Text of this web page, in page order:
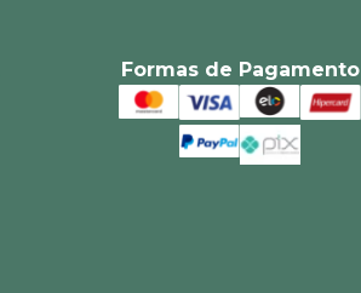
Formas de Pagamento